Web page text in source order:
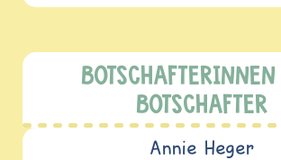
BOTSCHAFTER
Annie Heger